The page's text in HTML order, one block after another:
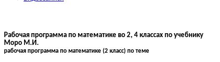
Рабочая программа по математике во 2, 4 классах по учебнику
Моро М.И.
рабочая программа по математике (2 класс) по теме